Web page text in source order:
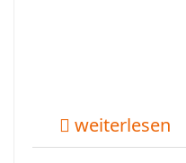
weiterlesen